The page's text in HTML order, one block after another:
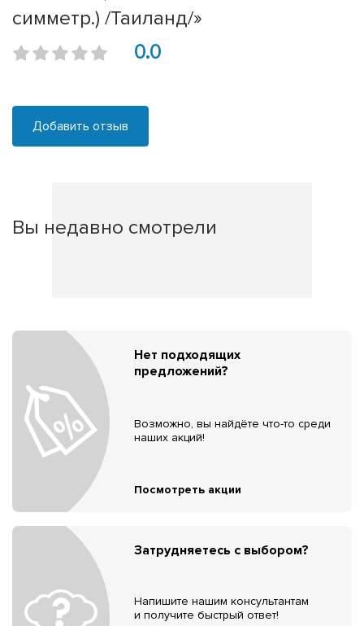
симметр.) /Таиланд/»
0.0
Добавить отзыв
Вы недавно смотрели
Нет подходящих
предложений?
Возможно, вы найдёте что-то среди
наших акций!
Посмотреть акции
Затрудняетесь с выбором?
Напишите нашим консультантам
и получите быстрый ответ!